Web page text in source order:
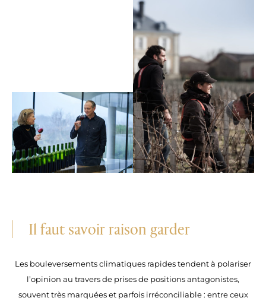
Il faut savoir raison garder
Les bouleversements climatiques rapides tendent à polariser
l’opinion au travers de prises de positions antagonistes,
souvent très marquées et parfois irréconciliable : entre ceux